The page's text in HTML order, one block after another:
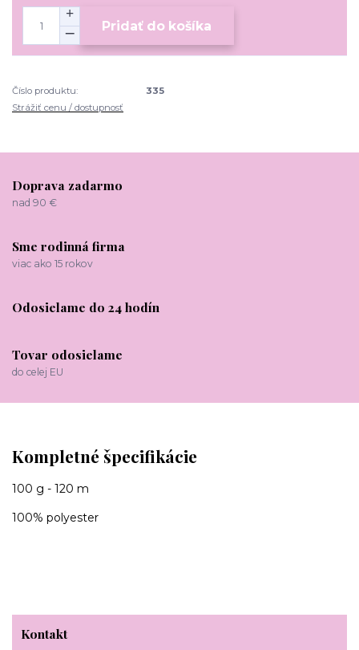
Pridať do košíka
Číslo produktu:
335
Strážiť cenu / dostupnosť
Doprava zadarmo
nad 90 €
Sme rodinná firma
viac ako 15 rokov
Odosielame do 24 hodín
Tovar odosielame
do celej EU
Kompletné špecifikácie
100 g - 120 m
100% polyester
Kontakt